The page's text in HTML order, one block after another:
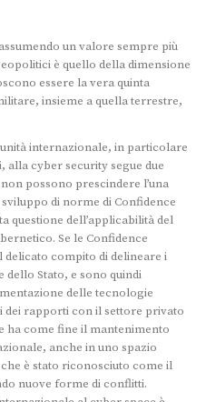
un valore sempre più
è quello della dimensione
essere la vera quinta
insieme a quella terrestre,
internazionale, in particolare
cyber security segue due
possono prescindere l’una
di norme di Confidence
questione dell’applicabilità del
Se le Confidence
delicato compito di delineare i
dello Stato, e sono quindi
delle tecnologie
rapporti con il settore privato
ha come fine il mantenimento
anche in uno spazio
è stato riconosciuto come il
nuove forme di conflitti.